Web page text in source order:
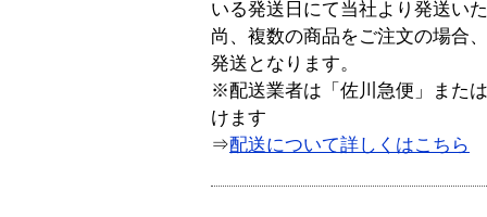
いる発送日にて当社より発送い
尚、複数の商品をご注文の場合
発送となります。
※配送業者は「佐川急便」また
けます
⇒配送について詳しくはこちら